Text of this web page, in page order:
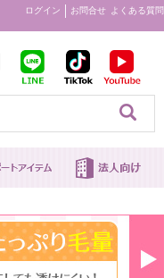
ログイン お問合せ よくある質問